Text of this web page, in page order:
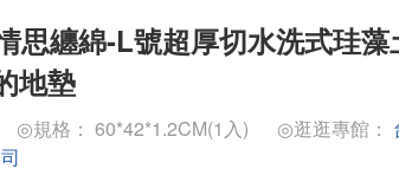
思纏綿-L號超厚切水洗式珪
地墊
◎規格： 60*42*1.2CM(1入) ◎逛逛專館：